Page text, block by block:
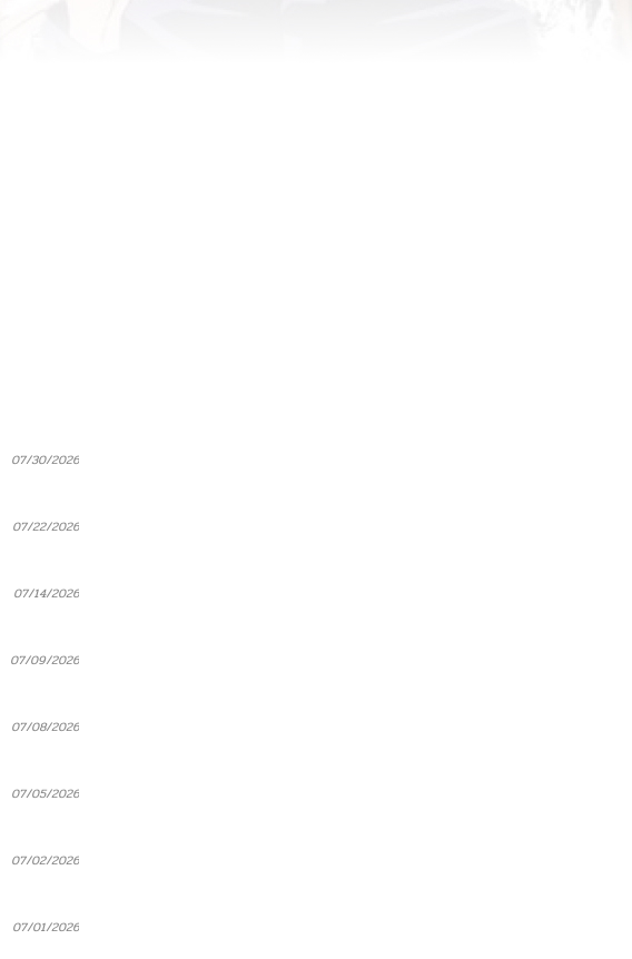
07/30/2026
07/22/2026
07/14/2026
07/09/2026
07/08/2026
07/05/2026
07/02/2026
07/01/2026